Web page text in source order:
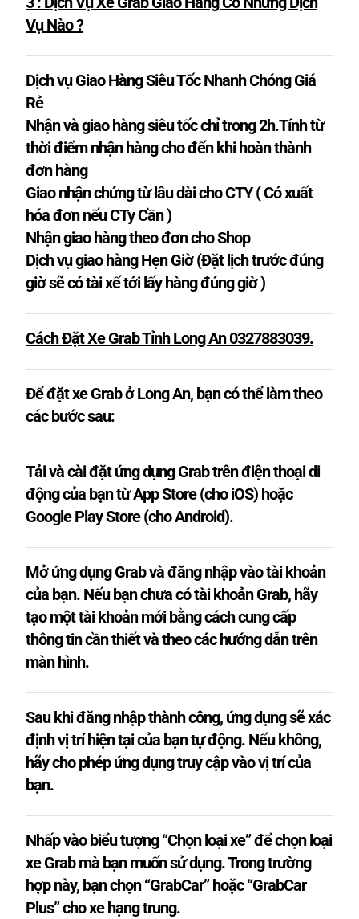
Vụ Nào?
Dịch vụ Giao Hàng Siêu Tốc Nhanh Chóng Giá
Rẻ
Nhận và giao hàng siêu tốc chỉ trong 2h.Tính từ
thời điểm nhận hàng cho đến khi hoàn thành
đơn hàng
Giao nhận chứng từ lâu dài cho CTY ( Có xuất
hóa đơn nếu CTy Cần )
Nhận giao hàng theo đơn cho Shop
Dịch vụ giao hàng Hẹn Giờ (Đặt lịch trước đúng
giờ sẽ có tài xế tới lấy hàng đúng giờ )
Cách Đặt Xe Grab Tỉnh Long An 0327883039.
Để đặt xe Grab ở Long An, bạn có thể làm theo
các bước sau:
Tải và cài đặt ứng dụng Grab trên điện thoại di
động của bạn từ App Store (cho iOS) hoặc
Google Play Store (cho Android).
Mở ứng dụng Grab và đăng nhập vào tài khoản
của bạn. Nếu bạn chưa có tài khoản Grab, hãy
tạo một tài khoản mới bằng cách cung cấp
thông tin cần thiết và theo các hướng dẫn trên
màn hình.
Sau khi đăng nhập thành công, ứng dụng sẽ xác
định vị trí hiện tại của bạn tự động. Nếu không,
hãy cho phép ứng dụng truy cập vào vị trí của
bạn.
Nhấp vào biểu tượng “Chọn loại xe” để chọn loại
xe Grab mà bạn muốn sử dụng. Trong trường
hợp này, bạn chọn “GrabCar” hoặc “GrabCar
Plus” cho xe hạng trung.